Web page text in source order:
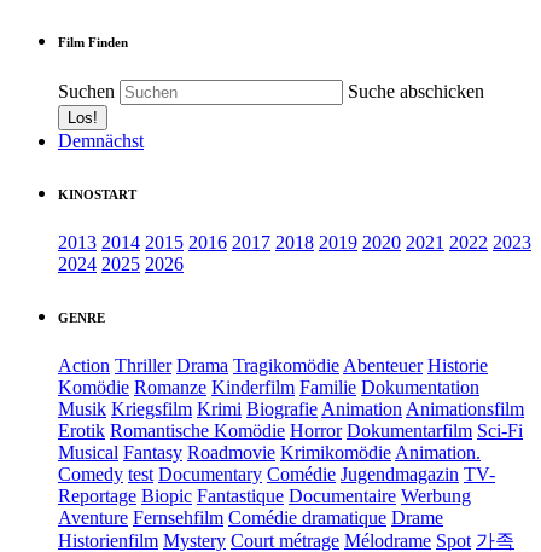
Film Finden
Suchen Suche abschicken
Demnächst
KINOSTART
2013 2014 2015 2016 2017 2018 2019 2020 2021 2022 2023
2024 2025 2026
GENRE
Action Thriller Drama Tragikomödie Abenteuer Historie
Komödie Romanze Kinderfilm Familie Dokumentation
Musik Kriegsfilm Krimi Biografie Animation Animationsfilm
Erotik Romantische Komödie Horror Dokumentarfilm Sci-Fi
Musical Fantasy Roadmovie Krimikomödie Animation.
Comedy test Documentary Comédie Jugendmagazin TV-
Reportage Biopic Fantastique Documentaire Werbung
Aventure Fernsehfilm Comédie dramatique Drame
Historienfilm Mystery Court métrage Mélodrame Spot 가족